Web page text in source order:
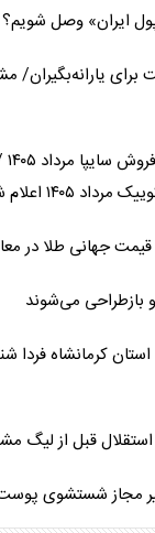
ایران» وصل شویم؟
برای یارانه‌بگیران/
۱۴۰۵ اعلام شد
بازطراحی می‌شوند
استقلال قبل از
مجاز شستشوی